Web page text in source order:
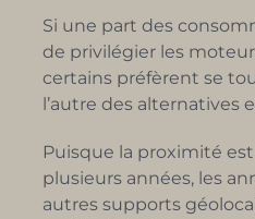
Si une part des
de privilégier les
certains préfèrent se
l’autre des alternatives
Puisque la proximité
plusieurs années, les
autres supports